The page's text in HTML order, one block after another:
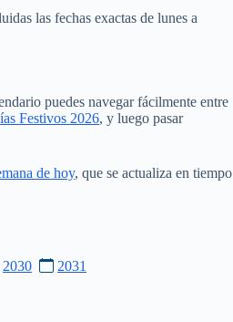
las fechas exactas de lunes a
puedes navegar fácilmente entre
Festivos 2026, y luego pasar
de hoy, que se actualiza en tiempo
2030 2031